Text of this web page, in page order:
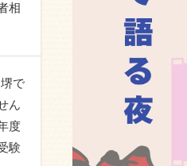
相
で
ん
度
験